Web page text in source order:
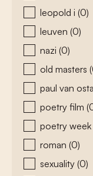
leopold i (0)
leuven (0)
nazi (0)
old masters
paul van
poetry film
poetry week
roman (0)
sexuality (0)